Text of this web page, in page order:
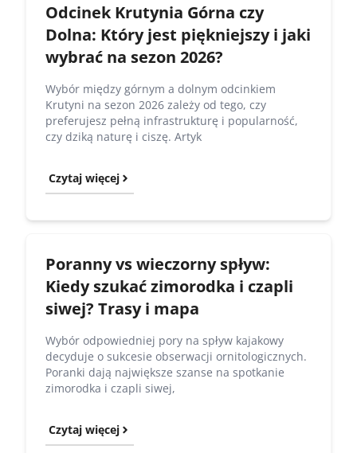
Odcinek Krutynia Górna czy
Dolna: Który jest piękniejszy i jaki
wybrać na sezon 2026?
Wybór między górnym a dolnym odcinkiem
Krutyni na sezon 2026 zależy od tego, czy
preferujesz pełną infrastrukturę i popularność,
czy dziką naturę i ciszę. Artyk
Czytaj więcej
Poranny vs wieczorny spływ:
Kiedy szukać zimorodka i czapli
siwej? Trasy i mapa
Wybór odpowiedniej pory na spływ kajakowy
decyduje o sukcesie obserwacji ornitologicznych.
Poranki dają największe szanse na spotkanie
zimorodka i czapli siwej,
Czytaj więcej